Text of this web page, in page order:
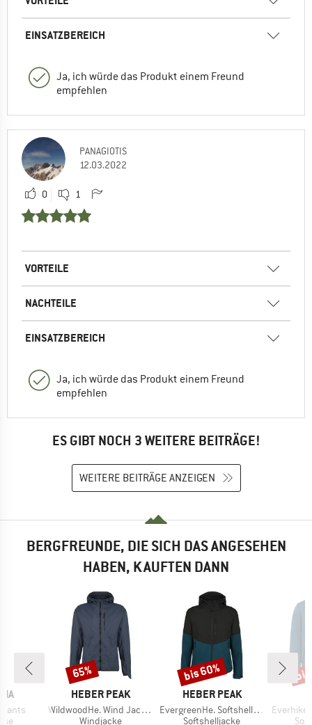
EINSATZBEREICH
Ja, ich würde das Produkt einem Freund
empfehlen
PANAGIOTIS
12.03.2022
0 1
VORTEILE
NACHTEILE
EINSATZBEREICH
Ja, ich würde das Produkt einem Freund
empfehlen
ES GIBT NOCH 3 WEITERE BEITRÄGE!
WEITERE BEITRÄGE ANZEIGEN
BERGFREUNDE, DIE SICH DAS ANGESEHEN
HABEN, KAUFTEN DANN
Pants
MARKE
HEBER PEAK
Artikel
WildwoodHe. Wind Jacket
Produktgruppe
Windjacke
Rabatt
65%
MARKE
HEBER PEAK
Artikel
EvergreenHe. Softshell Light Jacket
Produktgruppe
Softshelljacke
Rabatt
bis 60%
Artikel
Everhike